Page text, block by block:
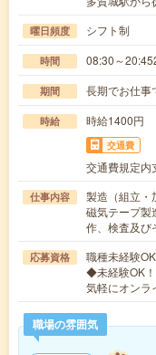
曜日頻度 シフト制
時間 08:30～
期間 長期でお仕事
時給 時給1400円
交通費
交通費規定内
仕事内容
製造（組立・
磁気テープ製
作、検査及
応募資格
職種未経験
◆未経験OK
気軽にオン
職場の雰囲気